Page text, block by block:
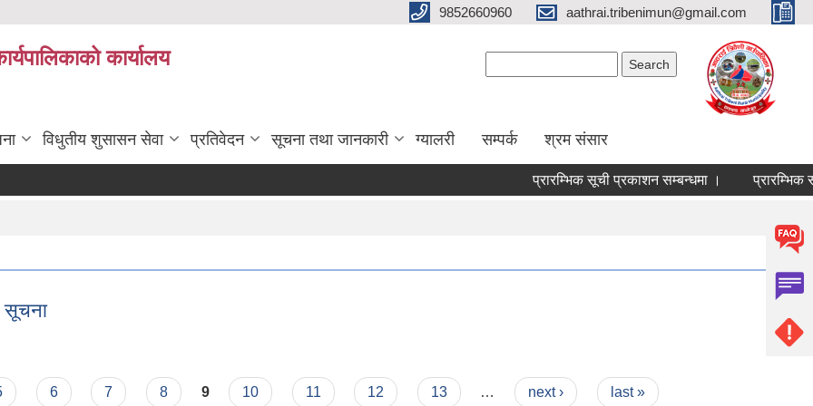
9852660960 aathrai.tribenimun@gmail.com
कार्यालय
विधुतीय शुसासन सेवा प्रतिवेदन सूचना तथा जानकारी ग्यालरी सम्पर्क श्रम संसार
प्रारम्भिक सूची प्रकाशन सम्बन्धमा । प्रारम्भिक
सूचना
6 7 8 9 10 11 12 13 … next › last »